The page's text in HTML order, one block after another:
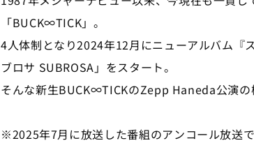
「BUCK∞TICK」。
4人体制となり2024年12月にニューアルバム
ブロサ SUBROSA」をスタート。
そんな新生BUCK∞TICKのZepp Haneda公演の
※2025年7月に放送した番組のアンコール放送で